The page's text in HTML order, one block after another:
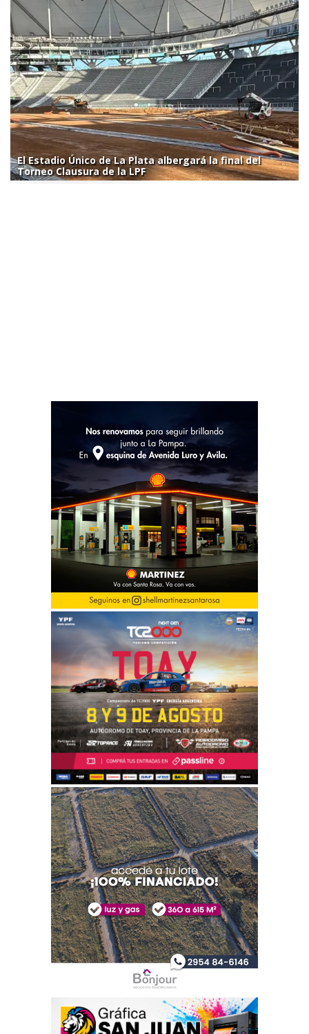
El Estadio Único de La Plata albergará la final del
Torneo Clausura de la LPF